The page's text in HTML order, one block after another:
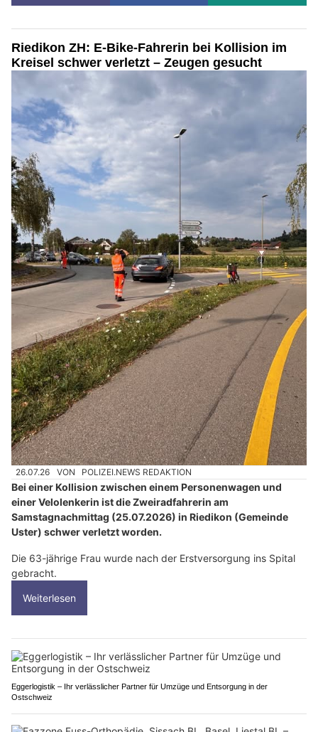
Riedikon ZH: E-Bike-Fahrerin bei Kollision im
Kreisel schwer verletzt – Zeugen gesucht
26.07.26 VON POLIZEI.NEWS REDAKTION
Bei einer Kollision zwischen einem Personenwagen und
einer Velolenkerin ist die Zweiradfahrerin am
Samstagnachmittag (25.07.2026) in Riedikon (Gemeinde
Uster) schwer verletzt worden.
Die 63-jährige Frau wurde nach der Erstversorgung ins Spital
gebracht.
Weiterlesen
Eggerlogistik – Ihr verlässlicher Partner für Umzüge und Entsorgung in der
Ostschweiz